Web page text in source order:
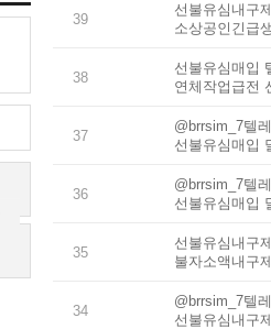
39
선불유심내구
소상공인긴급
38
선불유심매입
연체작업급전
37
@brrsim_7텔
선불유심매입
36
@brrsim_7텔
선불유심매입
35
선불유심내구
불자소액내구
34
@brrsim_7텔
선불유심내구